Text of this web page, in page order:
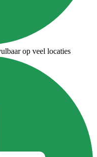
op veel locaties